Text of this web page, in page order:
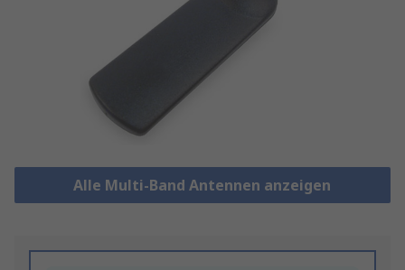
Alle Multi-Band Antennen anzeigen